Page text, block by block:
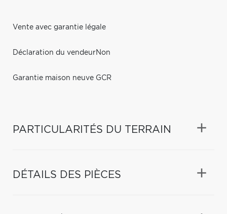
Vente avec garantie légale
Déclaration du vendeurNon
Garantie maison neuve GCR
PARTICULARITÉS DU TERRAIN
DÉTAILS DES PIÈCES